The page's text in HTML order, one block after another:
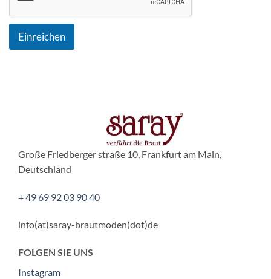
Einreichen
Große Friedberger straße 10, Frankfurt am Main,
Deutschland
+ 49 69 92 03 90 40
info(at)saray-brautmoden(dot)de
FOLGEN SIE UNS
Instagram